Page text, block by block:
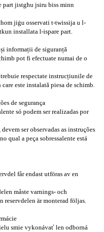
part jistgħu jsiru biss minn
jiġu osservati t-twissija u l-
installata l-ispare part.
informații de siguranță
pot fi efectuate numai de o
respectate instrucțiunile de
este instalată piesa de schimb.
de segurança
só podem ser realizadas por
ser observadas as instruções
qual a peça sobressalente está
får endast utföras av en
måste varnings- och
är monterad följas.
smie vykonávať len odborná